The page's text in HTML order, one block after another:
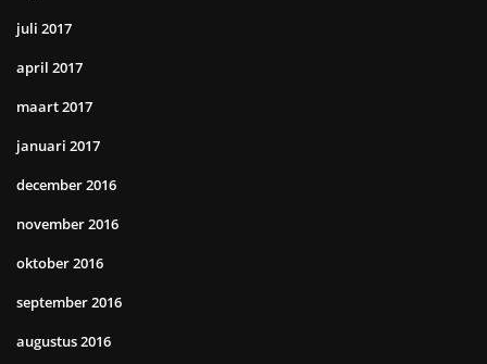
juli 2017
april 2017
maart 2017
januari 2017
december 2016
november 2016
oktober 2016
september 2016
augustus 2016